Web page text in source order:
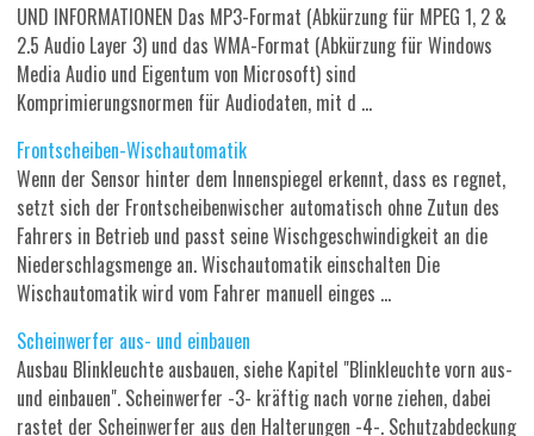
UND INFORMATIONEN Das MP3-Format (Abkürzung für MPEG 1, 2 &
2.5 Audio Layer 3) und das WMA-Format (Abkürzung für Windows
Media Audio und Eigentum von Microsoft) sind
Komprimierungsnormen für Audiodaten, mit d ...
Frontscheiben-Wischautomatik
Wenn der Sensor hinter dem Innenspiegel erkennt, dass es regnet,
setzt sich der Frontscheibenwischer automatisch ohne Zutun des
Fahrers in Betrieb und passt seine Wischgeschwindigkeit an die
Niederschlagsmenge an. Wischautomatik einschalten Die
Wischautomatik wird vom Fahrer manuell einges ...
Scheinwerfer aus- und einbauen
Ausbau Blinkleuchte ausbauen, siehe Kapitel "Blinkleuchte vorn aus-
und einbauen". Scheinwerfer -3- kräftig nach vorne ziehen, dabei
rastet der Scheinwerfer aus den Halterungen -4-. Schutzabdeckung